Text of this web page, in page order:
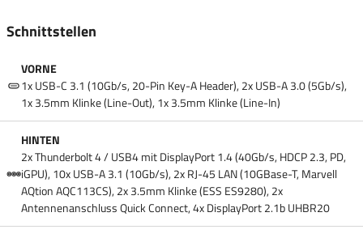
Schnittstellen
VORNE
1x USB-C 3.1 (10Gb/​s, 20-Pin Key-A Header), 2x USB-A 3.0 (5Gb/​s),
1x 3.5mm Klinke (Line-Out), 1x 3.5mm Klinke (Line-In)
HINTEN
2x Thunderbolt 4 /​ USB4 mit DisplayPort 1.4 (40Gb/​s, HDCP 2.3, PD,
iGPU), 10x USB-A 3.1 (10Gb/​s), 2x RJ-45 LAN (10GBase-T, Marvell
AQtion AQC113CS), 2x 3.5mm Klinke (ESS ES9280), 2x
Antennenanschluss Quick Connect, 4x DisplayPort 2.1b UHBR20